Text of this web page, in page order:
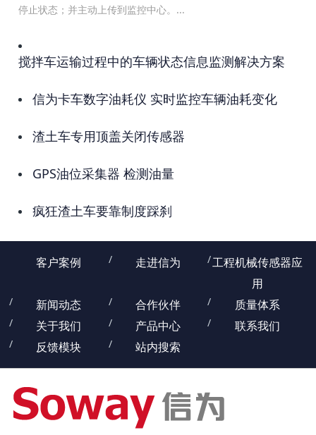
停止状态；并主动上传到监控中心。...
搅拌车运输过程中的车辆状态信息监测解决方案
信为卡车数字油耗仪 实时监控车辆油耗变化
渣土车专用顶盖关闭传感器
GPS油位采集器 检测油量
疯狂渣土车要靠制度踩刹
客户案例 走进信为
工程机械传感器应
用
新闻动态
合作伙伴
质量体系
关于我们
产品中心
联系我们
反馈模块
站内搜索